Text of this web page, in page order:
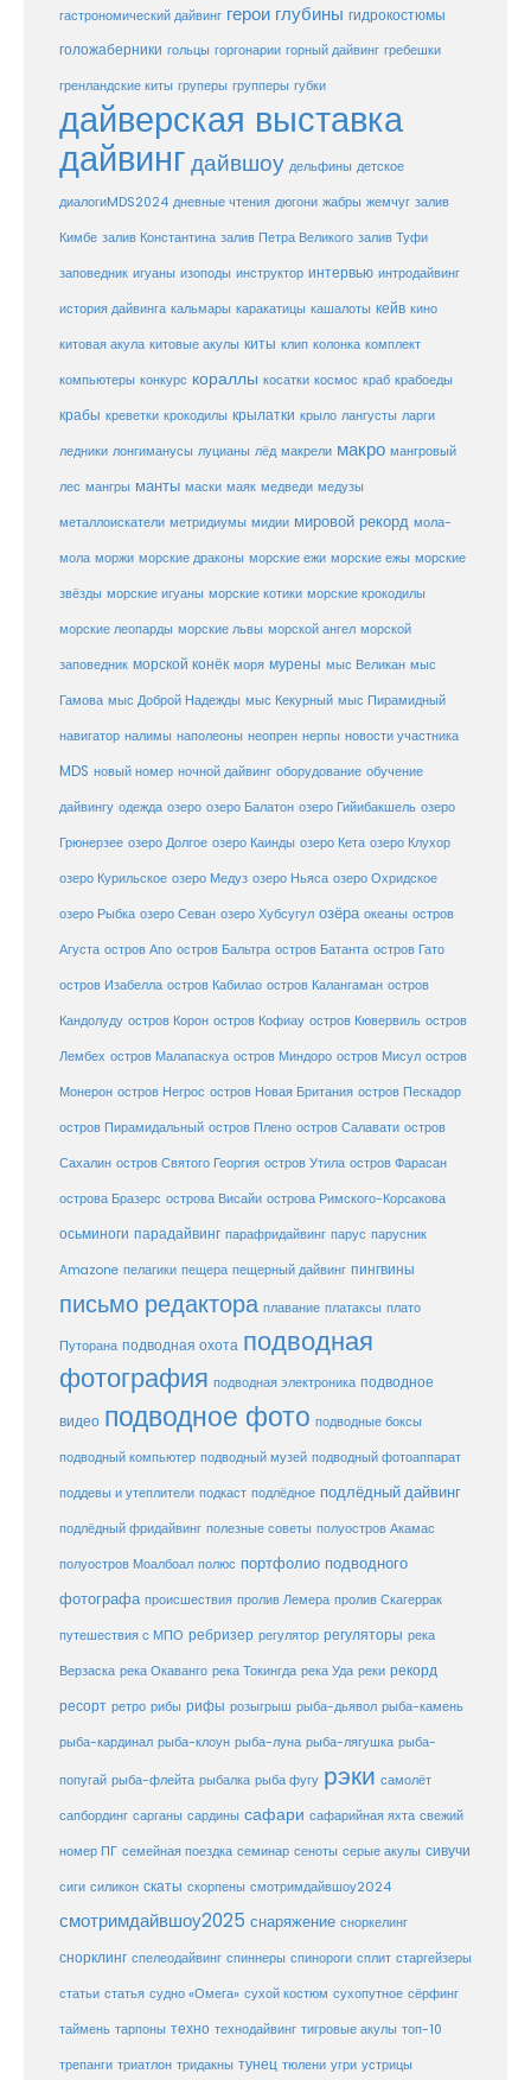
гастрономический дайвинг герои глубины гидрокостюмы
голожаберники гольцы горгонарии горный дайвинг гребешки
гренландские киты груперы групперы губки
дайверская выставка
дайвингдайвшоу дельфины детское
диалогиMDS2024 дневные чтения дюгони жабры жемчуг залив
Кимбе залив Константина залив Петра Великого залив Туфи
заповедник игуаны изоподы инструктор интервью интродайвинг
история дайвинга кальмары каракатицы кашалоты кейв кино
китовая акула китовые акулы киты клип колонка комплект
компьютеры конкурс кораллы косатки космос краб крабоеды
крабы креветки крокодилы крылатки крыло лангусты ларги
ледники лонгиманусы луцианы лёд макрели макро мангровый
лес мангры манты маски маяк медведи медузы
металлоискатели метридиумы мидии мировой рекорд мола-
мола моржи морские драконы морские ежи морские ежы морские
звёзды морские игуаны морские котики морские крокодилы
морские леопарды морские львы морской ангел морской
заповедник морской конёк моря мурены мыс Великан мыс
Гамова мыс Доброй Надежды мыс Кекурный мыс Пирамидный
навигатор налимы наполеоны неопрен нерпы новости участника
MDS новый номер ночной дайвинг оборудование обучение
дайвингу одежда озеро озеро Балатон озеро Гийибакшель озеро
Грюнерзее озеро Долгое озеро Каинды озеро Кета озеро Клухор
озеро Курильское озеро Медуз озеро Ньяса озеро Охридское
озеро Рыбка озеро Севан озеро Хубсугул озёра океаны остров
Агуста остров Апо остров Бальтра остров Батанта остров Гато
остров Изабелла остров Кабилао остров Калангаман остров
Кандолуду остров Корон остров Кофиау остров Кювервиль остров
Лембех остров Малапаскуа остров Миндоро остров Мисул остров
Монерон остров Негрос остров Новая Британия остров Пескадор
остров Пирамидальный остров Плено остров Салавати остров
Сахалин остров Святого Георгия остров Утила остров Фарасан
острова Бразерс острова Висайи острова Римского-Корсакова
осьминоги парадайвинг парафридайвинг парус парусник
Amazone пелагики пещера пещерный дайвинг пингвины
письмо редактора плавание платаксы плато
Путорана подводная охота подводная
фотография подводная электроника подводное
видео подводное фото подводные боксы
подводный компьютер подводный музей подводный фотоаппарат
поддевы и утеплители подкаст подлёдное подлёдный дайвинг
подлёдный фридайвинг полезные советы полуостров Акамас
полуостров Моалбоал полюс портфолио подводного
фотографа происшествия пролив Лемера пролив Скагеррак
путешествия с МПО ребризер регулятор регуляторы река
Верзаска река Окаванго река Токингда река Уда реки рекорд
ресорт ретро рибы рифы розыгрыш рыба-дьявол рыба-камень
рыба-кардинал рыба-клоун рыба-луна рыба-лягушка рыба-
попугай рыба-флейта рыбалка рыба фугу рэки самолёт
сапбординг сарганы сардины сафари сафарийная яхта свежий
номер ПГ семейная поездка семинар сеноты серые акулы сивучи
сиги силикон скаты скорпены смотримдайвшоу2024
смотримдайвшоу2025 снаряжение сноркелинг
снорклинг спелеодайвинг спиннеры спинороги сплит старгейзеры
статьи статья судно «Омега» сухой костюм сухопутное сёрфинг
таймень тарпоны техно технодайвинг тигровые акулы топ-10
трепанги триатлон тридакны тунец тюлени угри устрицы